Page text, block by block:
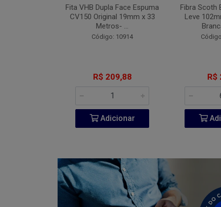
Fita VHB Dupla Face Espuma
CV150 Original 19mm x 33
Metros- ...
Código: 10914
R$ 209,88
Adicionar
Fibra Scoth
Leve
R$